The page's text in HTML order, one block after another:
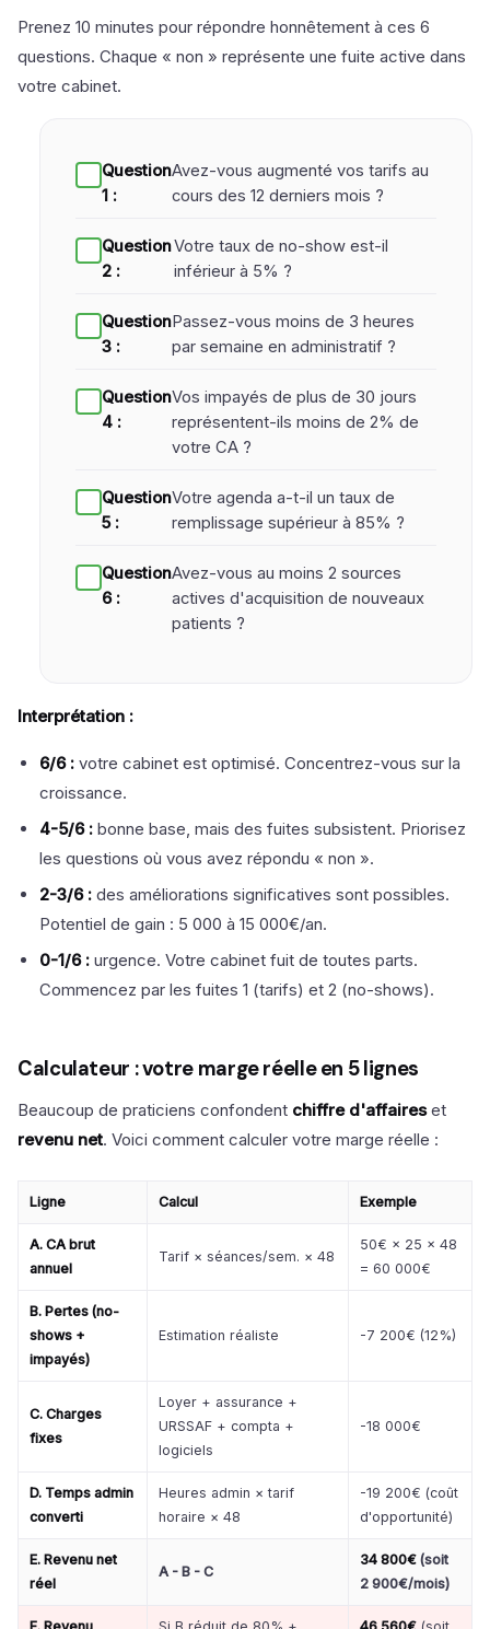
Prenez 10 minutes pour répondre honnêtement à ces 6
questions. Chaque « non » représente une fuite active dans
votre cabinet.
Question
1 :
Avez-vous augmenté vos tarifs au
cours des 12 derniers mois ?
Question
2 :
Votre taux de no-show est-il
inférieur à 5% ?
Question
3 :
Passez-vous moins de 3 heures
par semaine en administratif ?
Question
4 :
Vos impayés de plus de 30 jours
représentent-ils moins de 2% de
votre CA ?
Question
5 :
Votre agenda a-t-il un taux de
remplissage supérieur à 85% ?
Question
6 :
Avez-vous au moins 2 sources
actives d'acquisition de nouveaux
patients ?
Interprétation :
6/6 : votre cabinet est optimisé. Concentrez-vous sur la
croissance.
4-5/6 : bonne base, mais des fuites subsistent. Priorisez
les questions où vous avez répondu « non ».
2-3/6 : des améliorations significatives sont possibles.
Potentiel de gain : 5 000 à 15 000€/an.
0-1/6 : urgence. Votre cabinet fuit de toutes parts.
Commencez par les fuites 1 (tarifs) et 2 (no-shows).
Calculateur : votre marge réelle en 5 lignes
Beaucoup de praticiens confondent chiffre d'affaireset
revenu net. Voici comment calculer votre marge réelle :
Ligne Calcul Exemple
A. CA brut
annuel
Tarif × séances/sem. × 48
50€ × 25 × 48
= 60 000€
B. Pertes (no-
shows +
impayés)
Estimation réaliste -7 200€ (12%)
C. Charges
fixes
Loyer + assurance +
URSSAF + compta +
logiciels
-18 000€
D. Temps admin
converti
Heures admin × tarif
horaire × 48
-19 200€ (coût
d'opportunité)
E. Revenu net
réel
A - B - C
34 800€ (soit
2 900€/mois)